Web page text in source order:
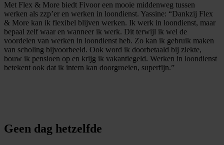
Met Flex & More biedt Fivoor een mooie middenweg tussen
werken als zzp’er en werken in loondienst. Yassine: “Dankzij Flex
& More kan ik flexibel blijven werken. Ik werk in loondienst, maar
bepaal zelf waar en wanneer ik werk. Dit terwijl ik wel de
voordelen van werken in loondienst heb. Zo kan ik gebruik maken
van scholing bijvoorbeeld. Ook word ik doorbetaald bij ziekte,
bouw ik pensioen op en krijg ik vakantiegeld. Werken in loondienst
betekent ook dat ik intern kan doorgroeien, superfijn.”
Geen dag hetzelfde